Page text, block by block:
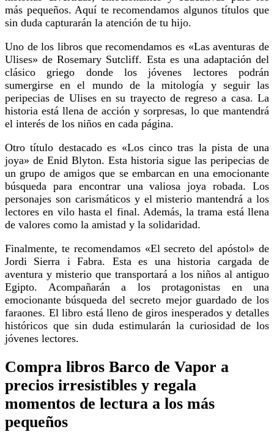
más pequeños. Aquí te recomendamos algunos títulos que
sin duda capturarán la atención de tu hijo.
Uno de los libros que recomendamos es «Las aventuras de
Ulises» de Rosemary Sutcliff. Esta es una adaptación del
clásico griego donde los jóvenes lectores podrán
sumergirse en el mundo de la mitología y seguir las
peripecias de Ulises en su trayecto de regreso a casa. La
historia está llena de acción y sorpresas, lo que mantendrá
el interés de los niños en cada página.
Otro título destacado es «Los cinco tras la pista de una
joya» de Enid Blyton. Esta historia sigue las peripecias de
un grupo de amigos que se embarcan en una emocionante
búsqueda para encontrar una valiosa joya robada. Los
personajes son carismáticos y el misterio mantendrá a los
lectores en vilo hasta el final. Además, la trama está llena
de valores como la amistad y la solidaridad.
Finalmente, te recomendamos «El secreto del apóstol» de
Jordi Sierra i Fabra. Esta es una historia cargada de
aventura y misterio que transportará a los niños al antiguo
Egipto. Acompañarán a los protagonistas en una
emocionante búsqueda del secreto mejor guardado de los
faraones. El libro está lleno de giros inesperados y detalles
históricos que sin duda estimularán la curiosidad de los
jóvenes lectores.
Compra libros Barco de Vapor a
precios irresistibles y regala
momentos de lectura a los más
pequeños